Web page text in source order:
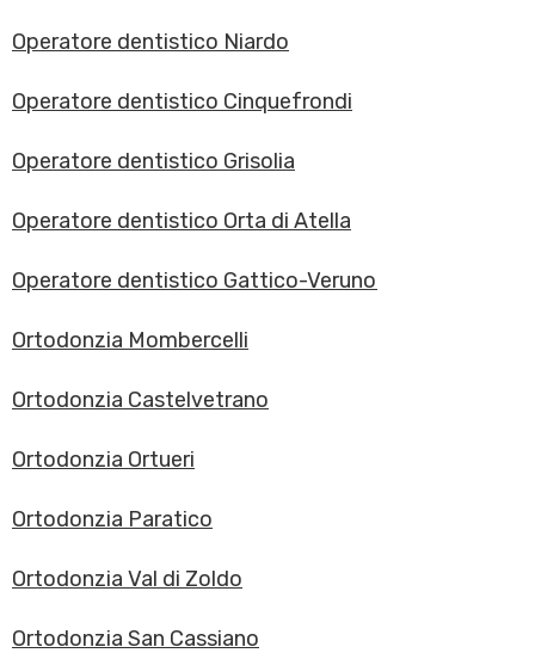
Operatore dentistico Niardo
Operatore dentistico Cinquefrondi
Operatore dentistico Grisolia
Operatore dentistico Orta di Atella
Operatore dentistico Gattico-Veruno
Ortodonzia Mombercelli
Ortodonzia Castelvetrano
Ortodonzia Ortueri
Ortodonzia Paratico
Ortodonzia Val di Zoldo
Ortodonzia San Cassiano